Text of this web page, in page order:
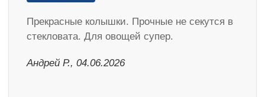
Прекрасные колышки. Прочные не секутся в
стекловата. Для овощей супер.
Андрей Р., 04.06.2026